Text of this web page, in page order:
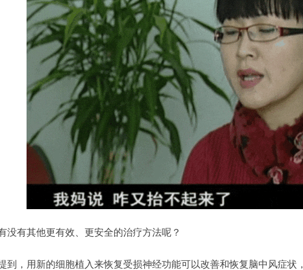
没有其他更有效、更安全的治疗方法呢？
到，用新的细胞植入来恢复受损神经功能可以改善和恢复脑中风症状，